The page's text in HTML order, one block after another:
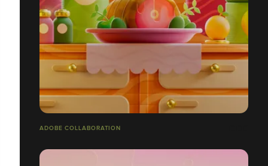
ADOBE COLLABORATION